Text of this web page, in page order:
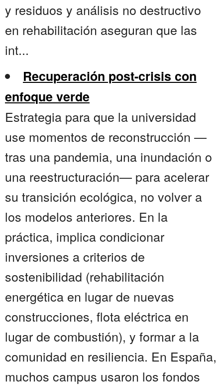
y residuos y análisis no destructivo
en rehabilitación aseguran que las
int...
Recuperación post-crisis con
enfoque verde
Estrategia para que la universidad
use momentos de reconstrucción —
tras una pandemia, una inundación o
una reestructuración— para acelerar
su transición ecológica, no volver a
los modelos anteriores. En la
práctica, implica condicionar
inversiones a criterios de
sostenibilidad (rehabilitación
energética en lugar de nuevas
construcciones, flota eléctrica en
lugar de combustión), y formar a la
comunidad en resiliencia. En España,
muchos campus usaron los fondos